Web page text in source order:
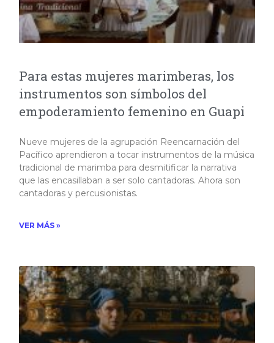
Para estas mujeres marimberas, los
instrumentos son símbolos del
empoderamiento femenino en Guapi
Nueve mujeres de la agrupación Reencarnación del
Pacífico aprendieron a tocar instrumentos de la música
tradicional de marimba para desmitificar la narrativa
que las encasillaban a ser solo cantadoras. Ahora son
cantadoras y percusionistas.​
VER MÁS »